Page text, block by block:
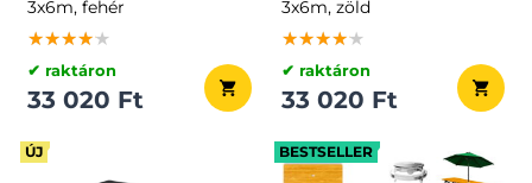
3x6m, fehér
★★★★★
★★★★★
★★★★★
✔ raktáron
33 020 Ft
3x6m, zöld
★★★★★
★★★★★
★★★★★
✔ raktáron
33 020 Ft
ÚJ BESTSELLER